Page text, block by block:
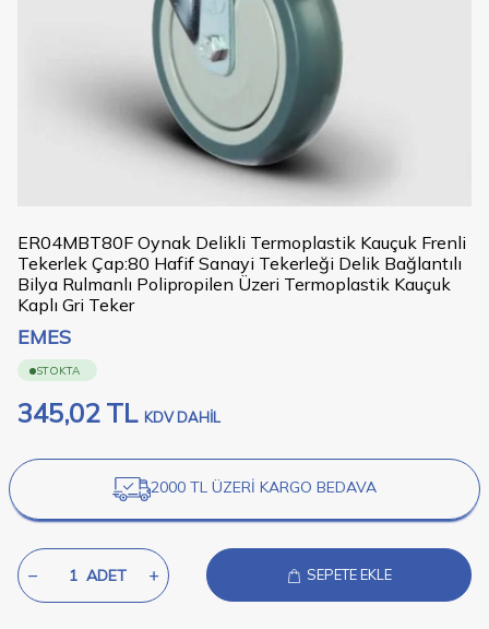
ER04MBT80F Oynak Delikli Termoplastik Kauçuk Frenli
Tekerlek Çap:80 Hafif Sanayi Tekerleği Delik Bağlantılı
Bilya Rulmanlı Polipropilen Üzeri Termoplastik Kauçuk
Kaplı Gri Teker
EMES
STOKTA
345,02TL KDV DAHİL
2000 TL ÜZERİ KARGO BEDAVA
ADET SEPETE EKLE